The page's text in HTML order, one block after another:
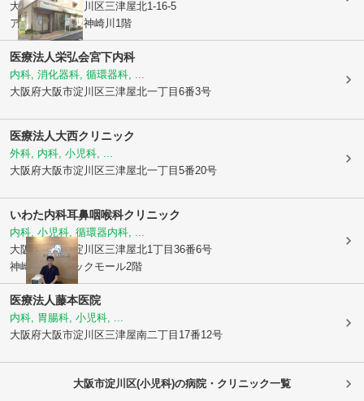
大阪府大阪市淀川区三津屋北1-16-5
アドモアコート神崎川1階
医療法人栄弘会宮下内科
内科, 消化器科, 循環器科, ...
大阪府大阪市淀川区三津屋北一丁目6番3号
医療法人大西クリニック
外科, 内科, 小児科, ...
大阪府大阪市淀川区三津屋北一丁目5番20号
いわた内科耳鼻咽喉科クリニック
内科, 小児科, 循環器内科, ...
大阪府大阪市淀川区三津屋北1丁目36番6号
神崎川クリニックモール2階
医療法人藤本医院
内科, 胃腸科, 小児科, ...
大阪府大阪市淀川区三津屋南二丁目17番12号
大阪市淀川区(小児科)の病院・クリニック一覧